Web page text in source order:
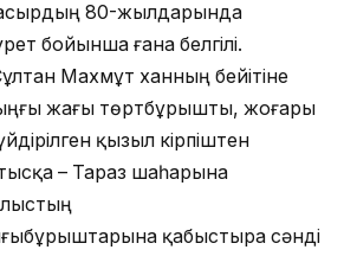
80-жылдарында
бойынша ғана белгілі.
Махмұт ханның бейітіне
жағы төртбұрышты, жоғары
қызыл кірпіштен
– Тараз шаһарына
қабыстыра сәнді